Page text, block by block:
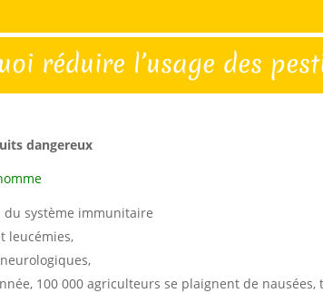
réduire l’usage des
dangereux
du système immunitaire
leucémies,
100 000 agriculteurs se plaignent de